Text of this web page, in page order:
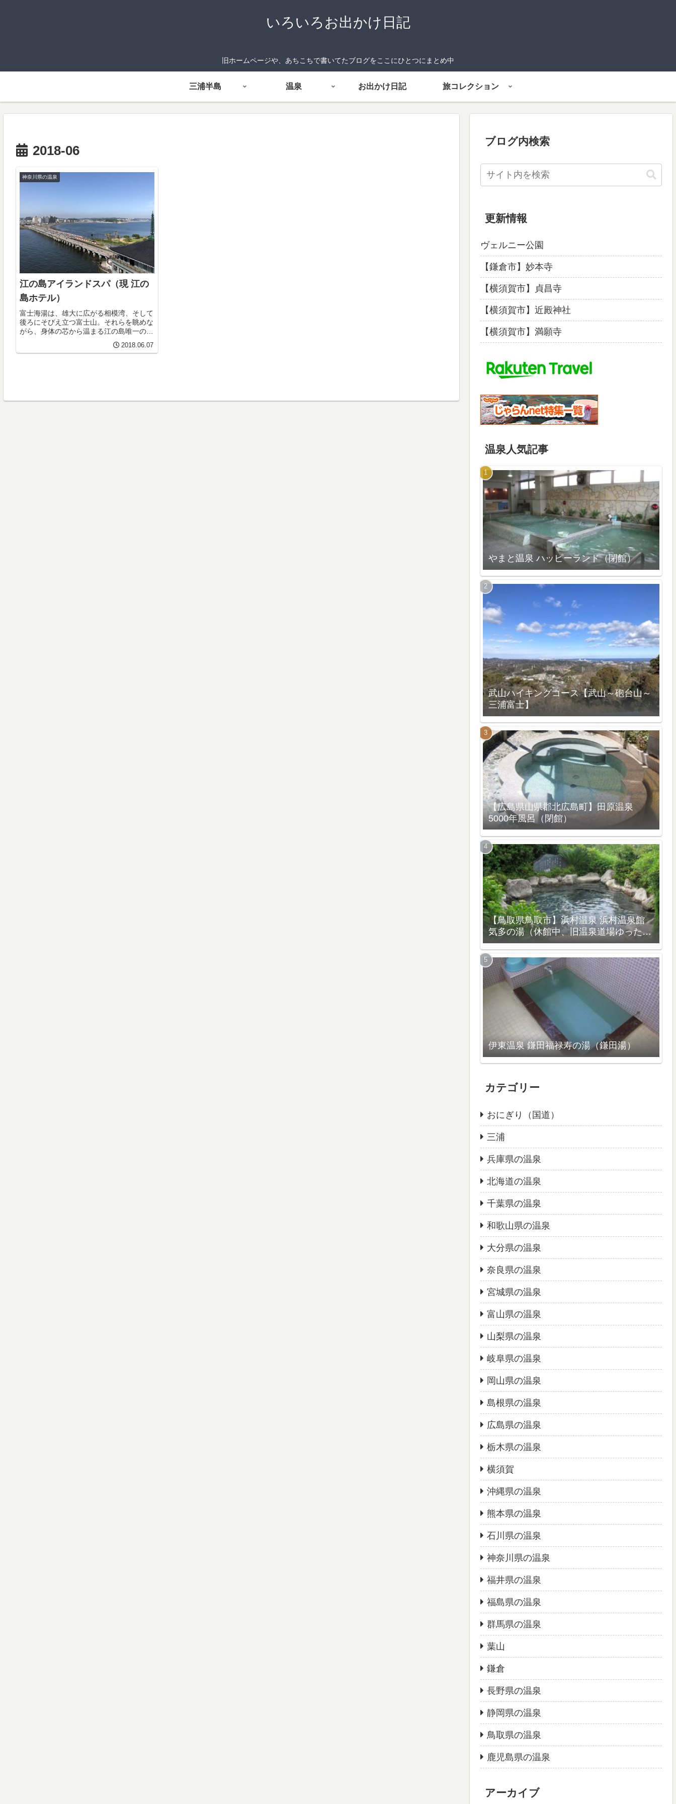
いろいろお出かけ日記
旧ホームページや、あちこちで書いてたブログをここにひとつにまとめ中
三浦半島 温泉 お出かけ日記 旅コレクション
2018-06
神奈川県の温泉
江の島アイランドスパ（現 江の
島ホテル）
富士海湯は、雄大に広がる相模湾、そして
後ろにそびえ立つ富士山。それらを眺めな
がら、身体の芯から温まる江の島唯一の天
然温泉です。地下1,500mから湧き出した
天然温泉と、時に穏やかに、時に荒々し
2018.06.07
ブログ内検索
更新情報
ヴェルニー公園
【鎌倉市】妙本寺
【横須賀市】貞昌寺
【横須賀市】近殿神社
【横須賀市】満願寺
温泉人気記事
やまと温泉 ハッピーランド（閉館）
武山ハイキングコース【武山～砲台山～
三浦富士】
【広島県山県郡北広島町】田原温泉
5000年風呂（閉館）
【鳥取県鳥取市】浜村温泉 浜村温泉館
気多の湯（休館中、旧温泉道場ゆったり
館）
伊東温泉 鎌田福禄寿の湯（鎌田湯）
カテゴリー
おにぎり（国道）
三浦
兵庫県の温泉
北海道の温泉
千葉県の温泉
和歌山県の温泉
大分県の温泉
奈良県の温泉
宮城県の温泉
富山県の温泉
山梨県の温泉
岐阜県の温泉
岡山県の温泉
島根県の温泉
広島県の温泉
栃木県の温泉
横須賀
沖縄県の温泉
熊本県の温泉
石川県の温泉
神奈川県の温泉
福井県の温泉
福島県の温泉
群馬県の温泉
葉山
鎌倉
長野県の温泉
静岡県の温泉
鳥取県の温泉
鹿児島県の温泉
アーカイブ